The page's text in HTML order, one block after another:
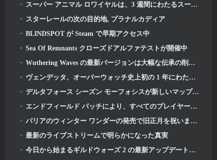
スーパー アニマル ロワイヤルは、3 週間にわたるスーパー ホース イベントで旧正月を祝います
スターレールの次の目的地, プラナルカディア
BLINDSPOT が Steam で早期アクセス中
Sea Of Remnants クローズドアルファテストが開催中
Wuthering Waves の最新バージョンは大幅な伝承の削除と QoL の変更をもたらします
ヴェンデッタ、オーバーウォッチ史上初の 1 年にわたるストーリーでタロンを取り戻す (「2」はありません, ブリザードがそれを落とした)
デルタフォース シーズン モーフォシスが新しいマップをもたらす, モード, プレイヤーからの要望による改善点
エンドフィールド パッチにより、すべてのプレイヤーに好みの 6 つ星キャラクターが無料で付与されます
パリアのウィンター ワンダーの発売で旧正月を祝いましょう: リフロシン新年アップデート
最新のライブストリームで明らかになった真実
今日から始まるギルドウォーズ 2 の最新アップデートでガーディアンの空き地襲撃を体験してください